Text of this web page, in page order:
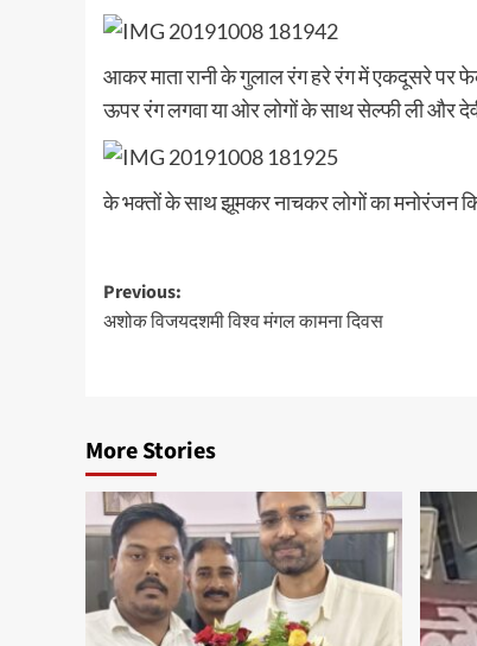
आकर माता रानी के गुलाल रंग हरे रंग में एकदूसरे पर
ऊपर रंग लगवा या ओर लोगों के साथ सेल्फी ली और
के भक्तों के साथ झूमकर नाचकर लोगों का मनोरंजन
Post
navigation
Previous:
अशोक विजयदशमी विश्व मंगल कामना दिवस
More Stories